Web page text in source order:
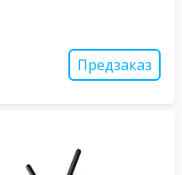
Предзаказ